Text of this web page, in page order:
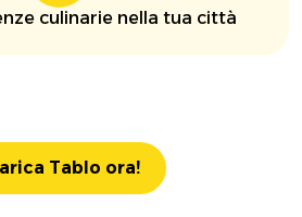
culinarie nella tua città
Tablo ora!